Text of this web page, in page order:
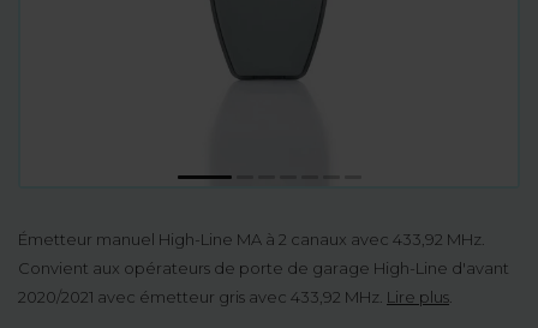
Émetteur manuel High-Line MA à 2 canaux avec 433,92 MHz.
Convient aux opérateurs de porte de garage High-Line d'avant
2020/2021 avec émetteur gris avec 433,92 MHz. Lire plus